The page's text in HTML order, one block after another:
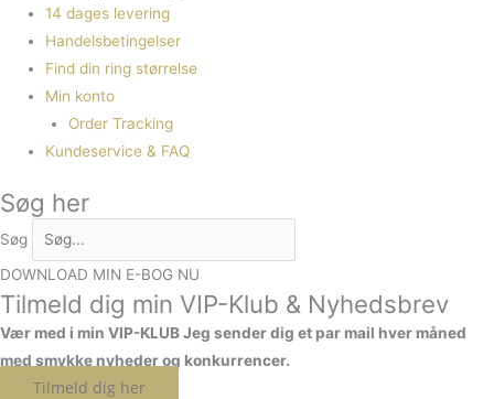
14 dages levering
Handelsbetingelser
Find din ring størrelse
Min konto
Order Tracking
Kundeservice & FAQ
Søg her
Søg
DOWNLOAD MIN E-BOG NU
Tilmeld dig min VIP-Klub & Nyhedsbrev
Vær med i min VIP-KLUBJeg sender dig et par mail hver måned
med smykke nyheder og konkurrencer.
Tilmeld dig her